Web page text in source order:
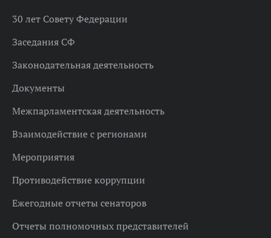
30 лет Совету Федерации
Заседания СФ
Законодательная деятельность
Документы
Межпарламентская деятельность
Взаимодействие с регионами
Мероприятия
Противодействие коррупции
Ежегодные отчеты сенаторов
Отчеты полномочных представителей